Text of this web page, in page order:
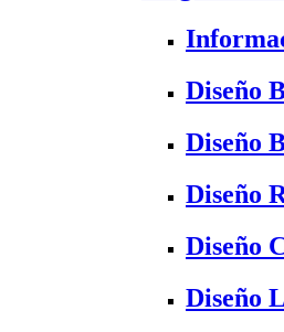
Diseño
Diseño
Diseño
Diseño
Diseño